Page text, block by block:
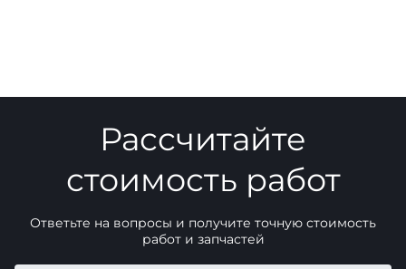
Рассчитайте
стоимость работ
Ответьте на вопросы и получите точную стоимость
работ и запчастей